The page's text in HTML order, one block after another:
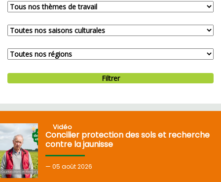
Filtrer
Vidéo
Concilier protection des sols et recherche
contre la jaunisse
05 août 2026